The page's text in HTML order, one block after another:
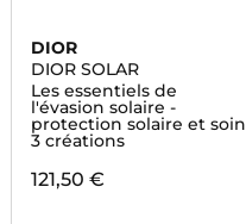
DIOR
DIOR SOLAR
Les essentiels de
l'évasion solaire -
protection solaire et soin
3 créations
121,50 €